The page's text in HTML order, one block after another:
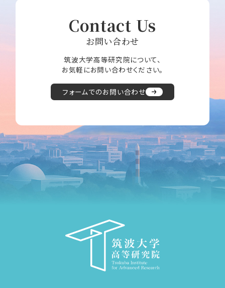
Contact Us
お問い合わせ
筑波大学高等研究院について、
お気軽にお問い合わせください。
フォームでのお問い合わせ